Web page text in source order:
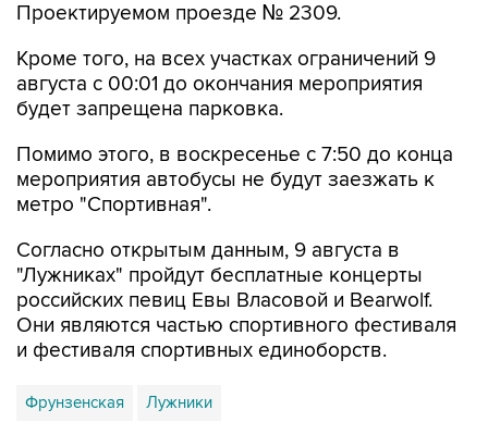
Проектируемом проезде № 2309.
Кроме того, на всех участках ограничений 9
августа с 00:01 до окончания мероприятия
будет запрещена парковка.
Помимо этого, в воскресенье с 7:50 до конца
мероприятия автобусы не будут заезжать к
метро "Спортивная".
Согласно открытым данным, 9 августа в
"Лужниках" пройдут бесплатные концерты
российских певиц Евы Власовой и Bearwolf.
Они являются частью спортивного фестиваля
и фестиваля спортивных единоборств.
Фрунзенская Лужники